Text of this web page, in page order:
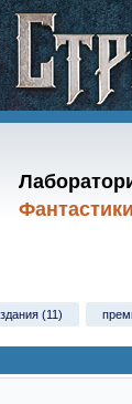
Фантастики
(11)